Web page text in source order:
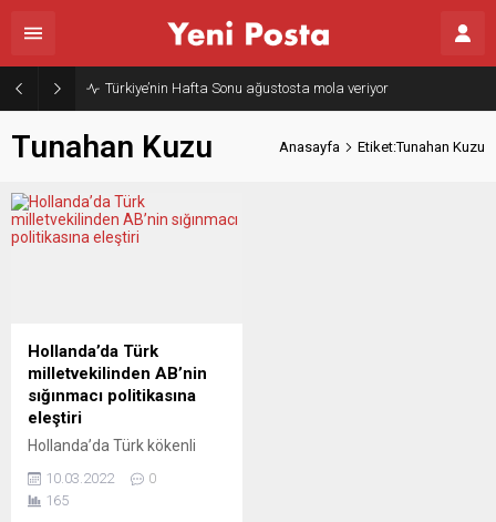
Türkiye’nin Hafta Sonu ağustosta mola veriyor
Tunahan Kuzu Anasayfa Etiket:Tunahan Kuzu
Hollanda’da Türk
milletvekilinden AB’nin
sığınmacı politikasına
eleştiri
Hollanda’da Türk kökenli
Hollanda ve Avrupa’nın
sığınmacı politikasını
10.03.2022
0
165